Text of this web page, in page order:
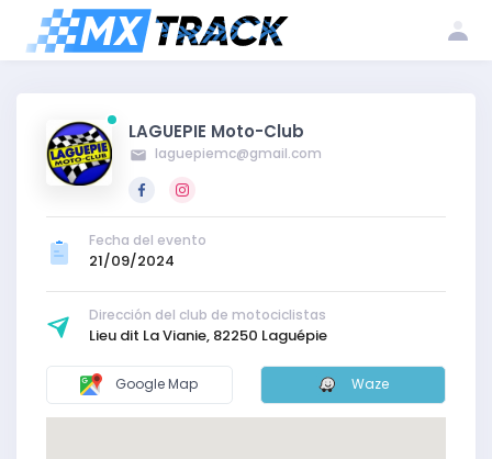
Iniciar
sesión
Crear mi
cuenta
LAGUEPIE Moto-Club
laguepiemc@gmail.com
Fecha del evento
21/09/2024
Dirección del club de motociclistas
Lieu dit La Vianie, 82250 Laguépie
Google Map Waze